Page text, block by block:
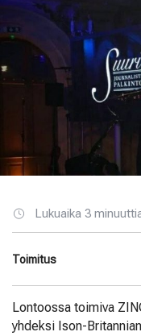
Lukuaika 3
Toimitus
Lontoossa toimiva
yhdeksi Ison-